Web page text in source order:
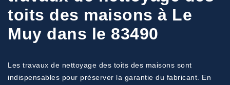
toits des maisons à Le
Muy dans le 83490
Les travaux de nettoyage des toits des maisons sont
indispensables pour préserver la garantie du fabricant. En